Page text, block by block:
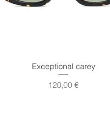
Vista rápida
Exceptional carey
Precio
120,00 €